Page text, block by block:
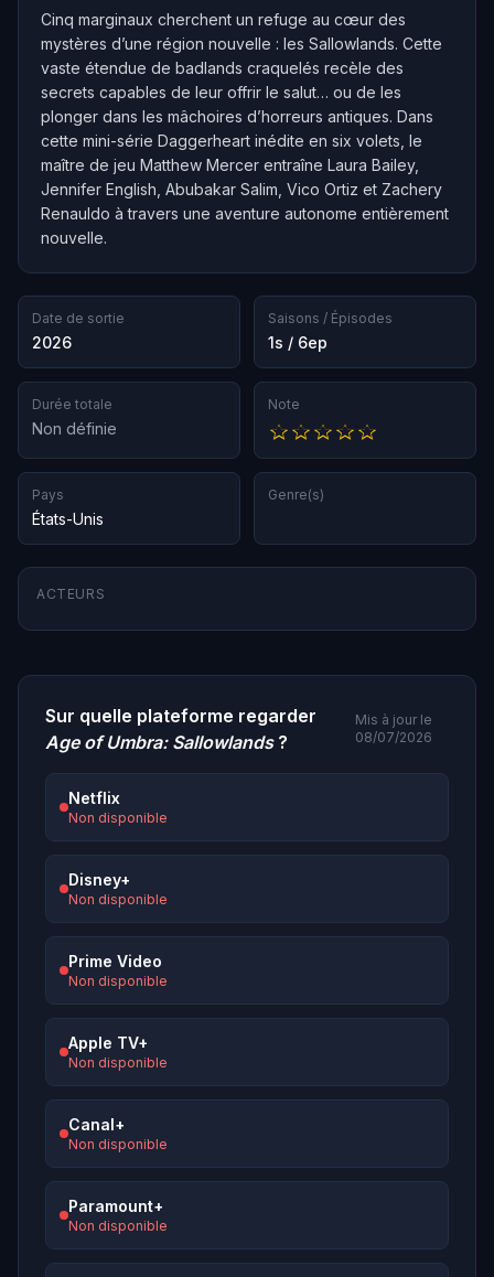
Cinq marginaux cherchent un refuge au cœur des
mystères d’une région nouvelle : les Sallowlands. Cette
vaste étendue de badlands craquelés recèle des
secrets capables de leur offrir le salut… ou de les
plonger dans les mâchoires d’horreurs antiques. Dans
cette mini-série Daggerheart inédite en six volets, le
maître de jeu Matthew Mercer entraîne Laura Bailey,
Jennifer English, Abubakar Salim, Vico Ortiz et Zachery
Renauldo à travers une aventure autonome entièrement
nouvelle.
Date de sortie
2026
Saisons / Épisodes
1s / 6ep
Durée totale
Non définie
Note
Pays
États-Unis
Genre(s)
ACTEURS
Sur quelle plateforme regarder
Age of Umbra: Sallowlands?
Mis à jour le
08/07/2026
Netflix
Non disponible
Disney+
Non disponible
Prime Video
Non disponible
Apple TV+
Non disponible
Canal+
Non disponible
Paramount+
Non disponible